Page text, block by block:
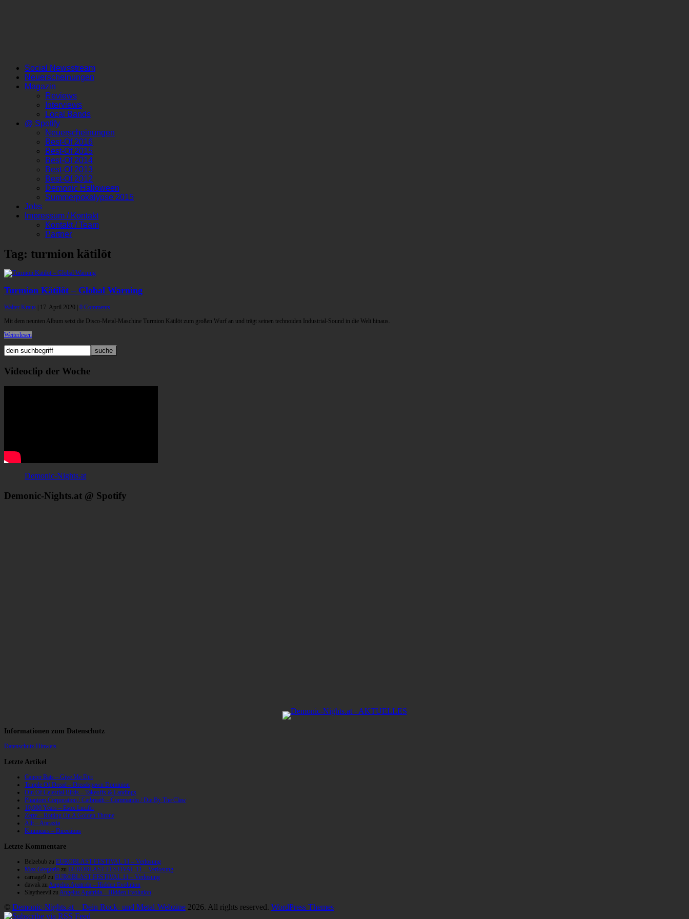
Social Newsstream
Neuerscheinungen
Magazin
Reviews
Interviews
Local Bands
@ Spotify
Neuerscheinungen
Best-Of 2016
Best-Of 2015
Best-Of 2014
Best-Of 2013
Best-Of 2012
Demonic Halloween
Summerpokalypse 2015
Jobs
Impressum / Kontakt
Kontakt / Team
Partner
Tag: turmion kätilöt
Turmion Kätilöt – Global Warning
Walter Kraus 17. April 2020 0 Comments
Mit dem neunten Album setzt die Disco-Metal-Maschine Turmion Kätilöt zum großen Wurf an und trägt seinen technoiden Industrial-Sound in die Welt hinaus.
Weiterlesen
Videoclip der Woche
Demonic-Nights.at
Demonic-Nights.at @ Spotify
Informationen zum Datenschutz
Datenschutz-Hinweis
Letzte Artikel
Cancer Bats – Give Me Dirt
Temple Of Dread – Dreadspawn Dominion
Din Of Celestial Birds – Takeoffs & Landings
Phantom Corporation / Catbreath – Commando / Die By The Claw
10,000 Years – Esox Lucifer
Zerre – Rotting On A Golden Throne
Allt – Ataraxia
Knumears – Directions
Letzte Kommentare
Belzebub zu EUROBLAST FESTIVAL 11 – Verlosung
Max Gregorio zu EUROBLAST FESTIVAL 11 – Verlosung
carnage9 zu EUROBLAST FESTIVAL 11 – Verlosung
dawak zu Angelus Apatrida – Hidden Evolution
Slaytheevil zu Angelus Apatrida – Hidden Evolution
© Demonic-Nights.at – Dein Rock- und Metal-Webzine 2026. All rights reserved. WordPress Themes